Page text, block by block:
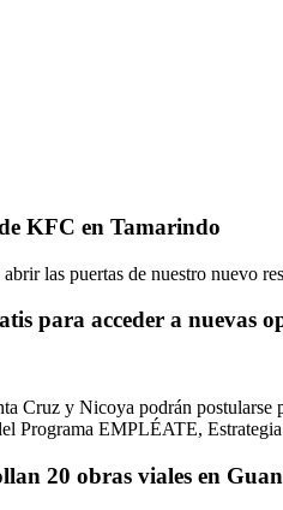
KFC en Tamarindo
las puertas de nuestro nuevo
para acceder a nuevas
Cruz y Nicoya podrán
Programa EMPLÉATE,
20 obras viales en